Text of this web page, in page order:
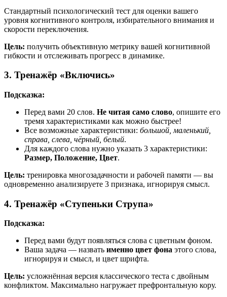
Стандартный психологический тест для оценки вашего
уровня когнитивного контроля, избирательного внимания и
скорости переключения.
Цель: получить объективную метрику вашей когнитивной
гибкости и отслеживать прогресс в динамике.
3. Тренажёр «Включись»
Подсказка:
Перед вами 20 слов. Не читая само слово, опишите его
тремя характеристиками как можно быстрее!
Все возможные характеристики: большой, маленький,
справа, слева, чёрный, белый.
Для каждого слова нужно указать 3 характеристики:
Размер, Положение, Цвет.
Цель: тренировка многозадачности и рабочей памяти — вы
одновременно анализируете 3 признака, игнорируя смысл.
4. Тренажёр «Ступеньки Струпа»
Подсказка:
Перед вами будут появляться слова с цветным фоном.
Ваша задача — назвать именно цвет фона этого слова,
игнорируя и смысл, и цвет шрифта.
Цель: усложнённая версия классического теста с двойным
конфликтом. Максимально нагружает префронтальную кору.